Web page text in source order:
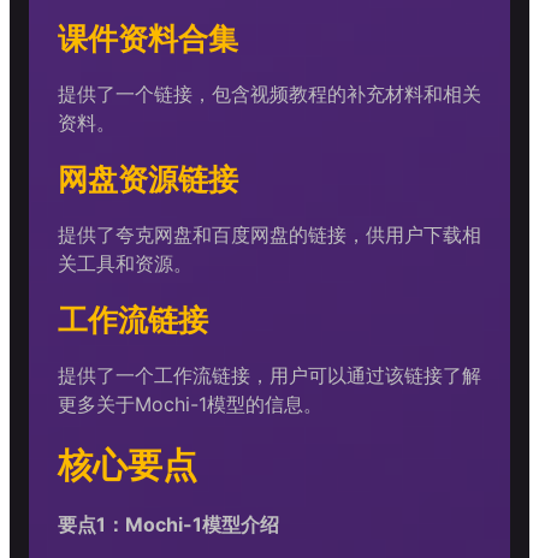
课件资料合集
提供了一个链接，包含视频教程的补充材料和相关
资料。
网盘资源链接
提供了夸克网盘和百度网盘的链接，供用户下载相
关工具和资源。
工作流链接
提供了一个工作流链接，用户可以通过该链接了解
更多关于Mochi-1模型的信息。
核心要点
要点1：Mochi-1模型介绍